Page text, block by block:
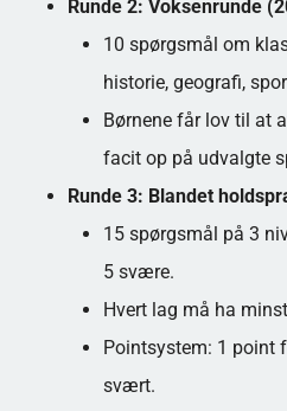
Runde 2: Voksenrunde
10 spørgsmål om
historie, geografi,
Børnene får lov til at
facit op på udvalgte
Runde 3: Blandet
15 spørgsmål på 3
5 svære.
Hvert lag må ha
Pointsystem: 1 point
svært.